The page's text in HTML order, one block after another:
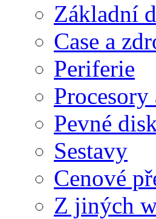
Základní
Case a
Periferie
Procesory
Pevné
Sestavy
Cenové
Z jiných